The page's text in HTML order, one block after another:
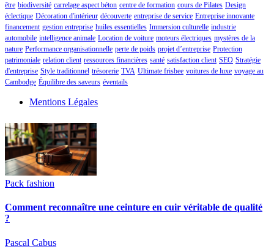
être biodiversité carrelage aspect béton centre de formation cours de Pilates Design
éclectique Décoration d'intérieur découverte entreprise de service Entreprise innovante
financement gestion entreprise huiles essentielles Immersion culturelle industrie
automobile intelligence animale Location de voiture moteurs électriques mystères de la
nature Performance organisationnelle perte de poids projet d’entreprise Protection
patrimoniale relation client ressources financières santé satisfaction client SEO Stratégie
d'entreprise Style traditionnel trésorerie TVA Ultimate frisbee voitures de luxe voyage au
Cambodge Équilibre des saveurs éventails
Mentions Légales
Pack fashion
Comment reconnaître une ceinture en cuir véritable de qualité
?
Pascal Cabus